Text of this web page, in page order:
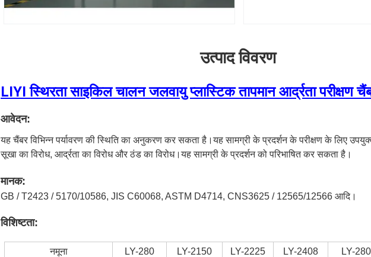
उत्पाद विवरण
LIYI स्थिरता साइकिल चालन जलवायु प्लास्टिक तापमान आर्द्रता परीक्षण
आवेदन:
यह चैंबर विभिन्न पर्यावरण की स्थिति का अनुकरण कर सकता है।यह सामग्री के प्रदर्शन के परीक्षण के लिए
सूखा का विरोध, आर्द्रता का विरोध और ठंड का विरोध।यह सामग्री के प्रदर्शन को परिभाषित कर सकता है।
मानक:
GB / T2423 / 5170/10586, JIS C60068, ASTM D4714, CNS3625 / 12565/12566 आदि।
विशिष्टता:
नमूना LY-280 LY-2150 LY-2225 LY-2408
LY-